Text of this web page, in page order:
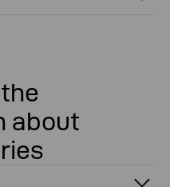
about